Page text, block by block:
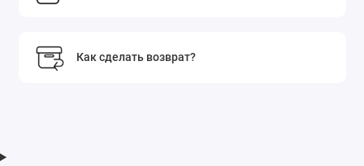
Как сделать возврат?